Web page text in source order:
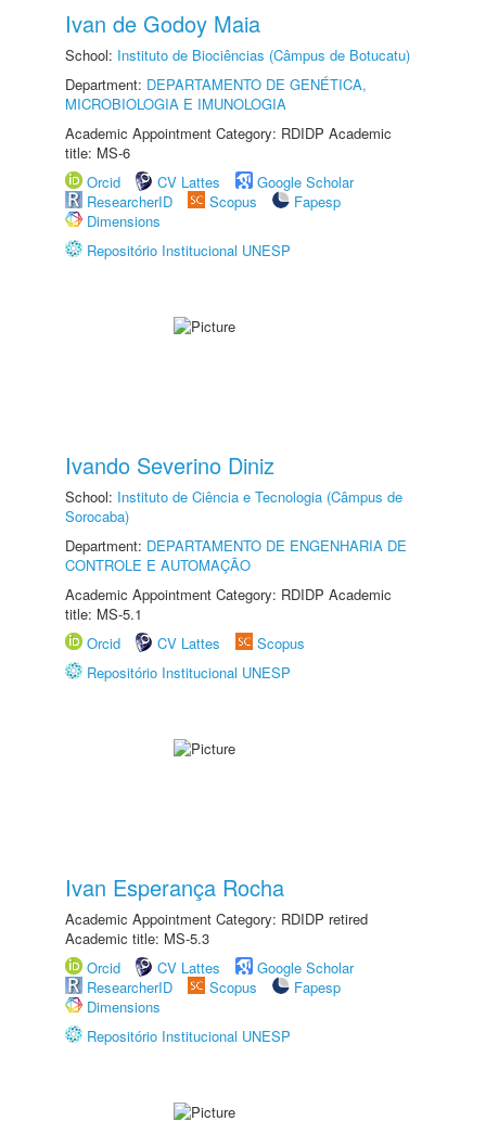
Ivan de Godoy Maia
School: Instituto de Biociências (Câmpus de Botucatu)
Department: DEPARTAMENTO DE GENÉTICA,
MICROBIOLOGIA E IMUNOLOGIA
Academic Appointment Category: RDIDP Academic
title: MS-6
Orcid
CV Lattes
Google Scholar
ResearcherID
Scopus
Fapesp
Dimensions
Repositório Institucional UNESP
Ivando Severino Diniz
School: Instituto de Ciência e Tecnologia (Câmpus de
Sorocaba)
Department: DEPARTAMENTO DE ENGENHARIA DE
CONTROLE E AUTOMAÇÃO
Academic Appointment Category: RDIDP Academic
title: MS-5.1
Orcid
CV Lattes
Scopus
Repositório Institucional UNESP
Ivan Esperança Rocha
Academic Appointment Category: RDIDP retired
Academic title: MS-5.3
Orcid
CV Lattes
Google Scholar
ResearcherID
Scopus
Fapesp
Dimensions
Repositório Institucional UNESP